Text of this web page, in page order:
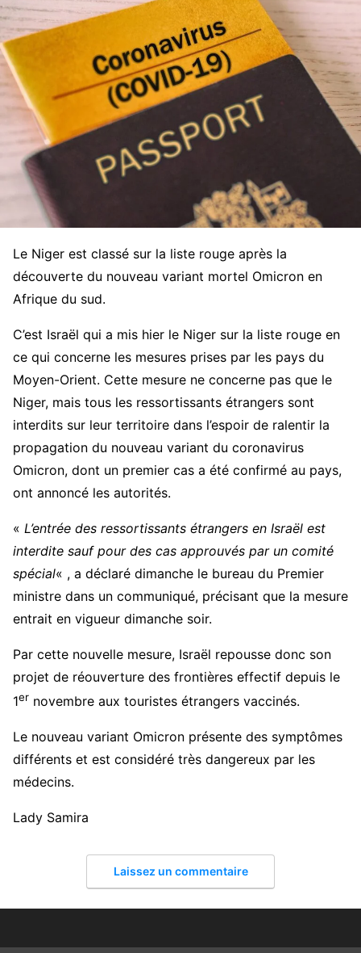
Le Niger est classé sur la liste rouge après la
découverte du nouveau variant mortel Omicron en
Afrique du sud.
C’est Israël qui a mis hier le Niger sur la liste rouge en
ce qui concerne les mesures prises par les pays du
Moyen-Orient. Cette mesure ne concerne pas que le
Niger, mais tous les ressortissants étrangers sont
interdits sur leur territoire dans l’espoir de ralentir la
propagation du nouveau variant du coronavirus
Omicron, dont un premier cas a été confirmé au pays,
ont annoncé les autorités.
« L’entrée des ressortissants étrangers en Israël est
interdite sauf pour des cas approuvés par un comité
spécial« , a déclaré dimanche le bureau du Premier
ministre dans un communiqué, précisant que la mesure
entrait en vigueur dimanche soir.
Par cette nouvelle mesure, Israël repousse donc son
projet de réouverture des frontières effectif depuis le
1er novembre aux touristes étrangers vaccinés.
Le nouveau variant Omicron présente des symptômes
différents et est considéré très dangereux par les
médecins.
Lady Samira
Laissez un commentaire